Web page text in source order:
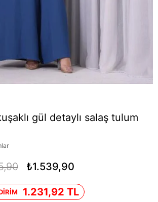
gül detaylı salaş tulum
₺1.539,90
1.231,92 TL